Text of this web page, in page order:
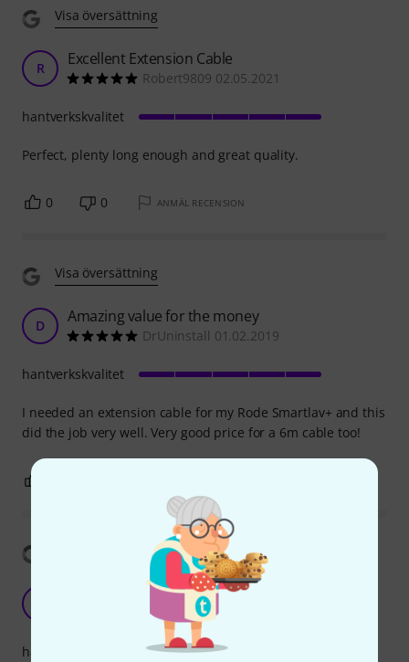
Visa översättning
R Excellent Extension Cable
Robert9809 02.05.2021
Perfect, plenty long enough and great quality.
hantverkskvalitet
0 0 ANMÄL RECENSION
Visa översättning
D Amazing value for the money
DrUninstall 01.02.2019
I needed an extension cable for my Rode Smartlav+ and this
did the job very well. Very good price for a 6m cable too!
hantverkskvalitet
Visa översättning
Cebr 18.03.2019
hantverkskvalitet